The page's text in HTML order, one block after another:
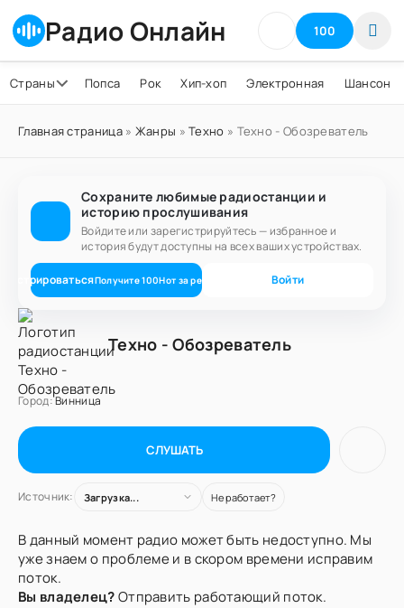
Радио Онлайн 100
Страны Попса Рок Хип-хоп Электронная Шансон
Главная страница» Жанры »Техно » Техно - Обозреватель
Сохраните любимые радиостанции и
историю прослушивания
Войдите или зарегистрируйтесь — избранное и
история будут доступны на всех ваших устройствах.
Получите100Нот за регистрацию Войти
Техно - Обозреватель
Город:Винница
СЛУШАТЬ
Источник: Загрузка... Не работает?
В данный момент радио может быть недоступно. Мы
уже знаем о проблеме и в скором времени исправим
поток.
Вы владелец?Отправить работающий поток.